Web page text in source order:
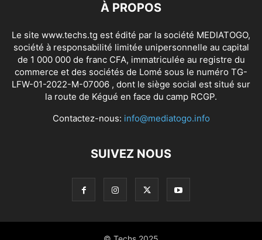
À PROPOS
Le site www.techs.tg est édité par la société MEDIATOGO,
société à responsabilité limitée unipersonnelle au capital
de 1 000 000 de franc CFA, immatriculée au registre du
commerce et des sociétés de Lomé sous le numéro TG-
LFW-01-2022-M-07006 , dont le siège social est situé sur
la route de Kégué en face du camp RCGP.
Contactez-nous: info@mediatogo.info
SUIVEZ NOUS